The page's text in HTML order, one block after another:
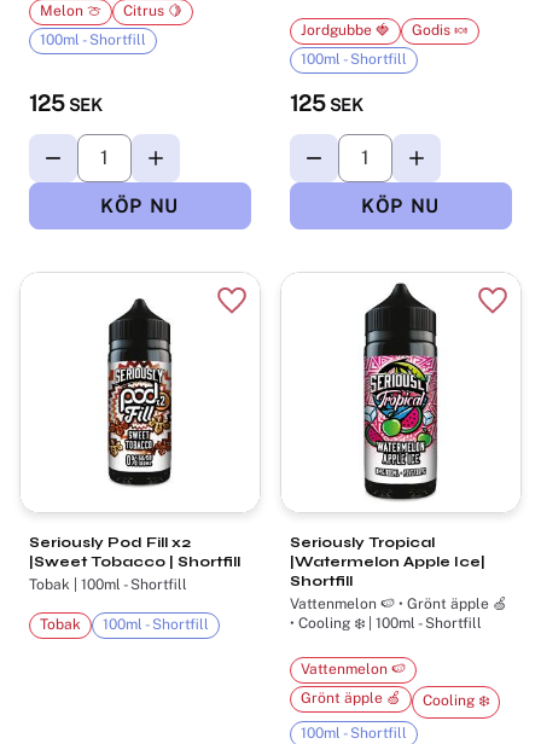
125 SEK
Melon 🍈
Citrus 🍋
100ml - Shortfill
125 SEK
Jordgubbe 🍓
Godis 🍬
100ml - Shortfill
Seriously Pod Fill x2
|Sweet Tobacco | Shortfill
Tobak | 100ml - Shortfill
Tobak 100ml - Shortfill
Lägg till i favoriter
Seriously Tropical
|Watermelon Apple Ice|
Shortfill
Vattenmelon 🍉 • Grönt äpple 🍏
• Cooling ❄️ | 100ml - Shortfill
Vattenmelon 🍉
Grönt äpple 🍏
Cooling ❄️
100ml - Shortfill